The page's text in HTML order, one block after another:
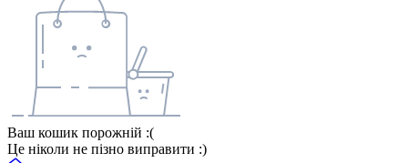
Ваш кошик порожній :(
Це ніколи не пізно виправити :)